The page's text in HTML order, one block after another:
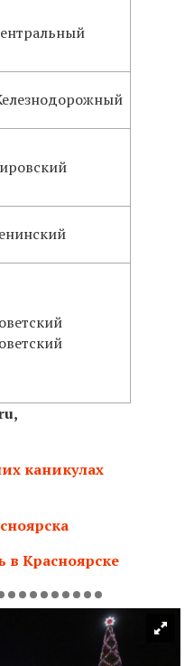
каникулах
в Красноярске